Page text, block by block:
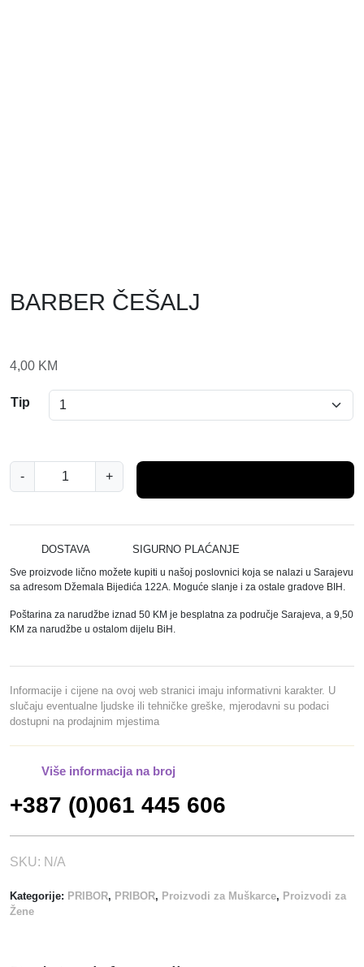
BARBER ČEŠALJ
4,00 KM
Tip
-
A
B
R
Č
Š
L
J
k
o
l
i
a
+
DOSTAVA SIGURNO PLAĆANJE
Sve proizvode lično možete kupiti u našoj poslovnici koja se nalazi u Sarajevu
sa adresom Džemala Bijedića 122A. Moguće slanje i za ostale gradove BIH.
Poštarina za narudžbe iznad 50 KM je besplatna za područje Sarajeva, a 9,50
KM za narudžbe u ostalom dijelu BiH.
Informacije i cijene na ovoj web stranici imaju informativni karakter. U
slučaju eventualne ljudske ili tehničke greške, mjerodavni su podaci
dostupni na prodajnim mjestima
Više informacija na broj
+387 (0)061 445 606
SKU: N/A
Kategorije: PRIBOR, PRIBOR, Proizvodi za Muškarce, Proizvodi za
Žene